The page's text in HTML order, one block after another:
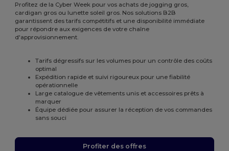
Profitez de la Cyber Week pour vos achats de jogging gros,
cardigan gros ou lunette soleil gros. Nos solutions B2B
garantissent des tarifs compétitifs et une disponibilité immédiate
pour répondre aux exigences de votre chaîne
d'approvisionnement.
Tarifs dégressifs sur les volumes pour un contrôle des coûts
optimal
Expédition rapide et suivi rigoureux pour une fiabilité
opérationnelle
Large catalogue de vêtements unis et accessoires prêts à
marquer
Équipe dédiée pour assurer la réception de vos commandes
sans souci
Profiter des offres